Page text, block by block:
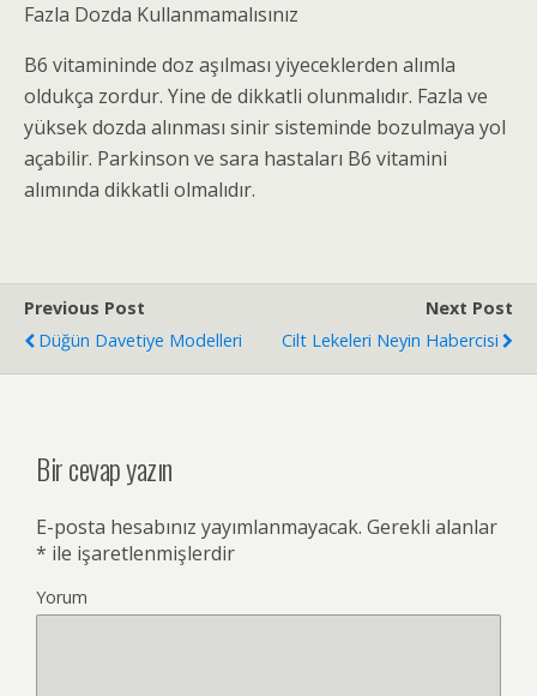
Fazla Dozda Kullanmamalısınız
B6 vitamininde doz aşılması yiyeceklerden alımla
oldukça zordur. Yine de dikkatli olunmalıdır. Fazla ve
yüksek dozda alınması sinir sisteminde bozulmaya yol
açabilir. Parkinson ve sara hastaları B6 vitamini
alımında dikkatli olmalıdır.
Previous Post
Düğün Davetiye Modelleri
Next Post
Cilt Lekeleri Neyin Habercisi
Bir cevap yazın
E-posta hesabınız yayımlanmayacak. Gerekli alanlar
* ile işaretlenmişlerdir
Yorum